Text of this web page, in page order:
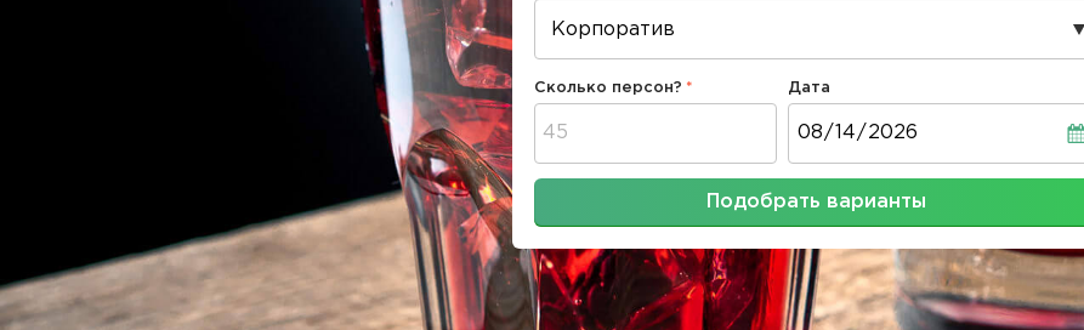
Сколько персон? Дата
Подобрать варианты